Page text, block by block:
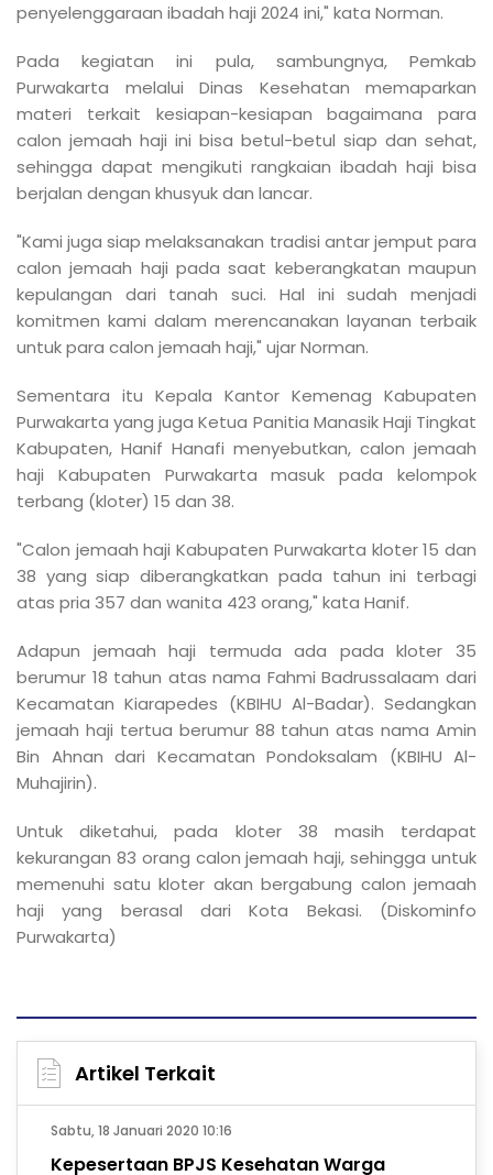
penyelenggaraan ibadah haji 2024 ini," kata Norman.
Pada kegiatan ini pula, sambungnya, Pemkab
Purwakarta melalui Dinas Kesehatan memaparkan
materi terkait kesiapan-kesiapan bagaimana para
calon jemaah haji ini bisa betul-betul siap dan sehat,
sehingga dapat mengikuti rangkaian ibadah haji bisa
berjalan dengan khusyuk dan lancar.
"Kami juga siap melaksanakan tradisi antar jemput para
calon jemaah haji pada saat keberangkatan maupun
kepulangan dari tanah suci. Hal ini sudah menjadi
komitmen kami dalam merencanakan layanan terbaik
untuk para calon jemaah haji," ujar Norman.
Sementara itu Kepala Kantor Kemenag Kabupaten
Purwakarta yang juga Ketua Panitia Manasik Haji Tingkat
Kabupaten, Hanif Hanafi menyebutkan, calon jemaah
haji Kabupaten Purwakarta masuk pada kelompok
terbang (kloter) 15 dan 38.
"Calon jemaah haji Kabupaten Purwakarta kloter 15 dan
38 yang siap diberangkatkan pada tahun ini terbagi
atas pria 357 dan wanita 423 orang," kata Hanif.
Adapun jemaah haji termuda ada pada kloter 35
berumur 18 tahun atas nama Fahmi Badrussalaam dari
Kecamatan Kiarapedes (KBIHU Al-Badar). Sedangkan
jemaah haji tertua berumur 88 tahun atas nama Amin
Bin Ahnan dari Kecamatan Pondoksalam (KBIHU Al-
Muhajirin).
Untuk diketahui, pada kloter 38 masih terdapat
kekurangan 83 orang calon jemaah haji, sehingga untuk
memenuhi satu kloter akan bergabung calon jemaah
haji yang berasal dari Kota Bekasi. (Diskominfo
Purwakarta)
Artikel Terkait
Sabtu, 18 Januari 2020 10:16
Kepesertaan BPJS Kesehatan Warga